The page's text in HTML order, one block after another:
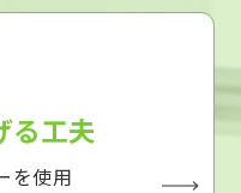
る工夫
を使用